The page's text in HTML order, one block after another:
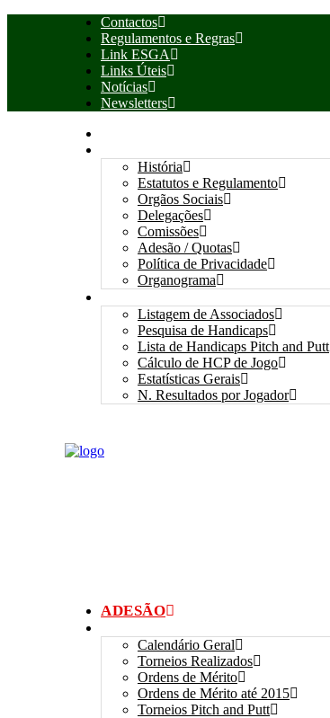
Contactos
Regulamentos e Regras
Link ESGA
Links Úteis
Notícias
Newsletters
História
Estatutos e Regulamento
Orgãos Sociais
Delegações
Comissões
Adesão / Quotas
Política de Privacidade
Organograma
Listagem de Associados
Pesquisa de Handicaps
Lista de Handicaps Pitch and Putt
Cálculo de HCP de Jogo
Estatísticas Gerais
N. Resultados por Jogador
ADESÃO
Calendário Geral
Torneios Realizados
Ordens de Mérito
Ordens de Mérito até 2015
Torneios Pitch and Putt